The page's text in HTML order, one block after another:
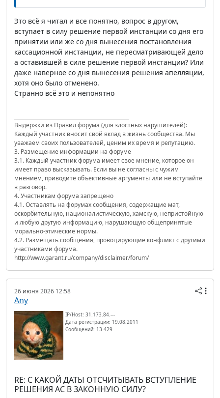
Это всё я читал и все понятно, вопрос в другом,
вступает в силу решение первой инстанции со дня его
принятии или же со дня вынесения постановления
кассационной инстанции, не пересматривающей дело
а оставившей в силе решение первой инстанции? Или
даже наверное со дня вынесения решения апелляции,
хотя оно было отменено.
Странно всё это и непонятно
Выдержки из Правил форума (для злостных нарушителей):
Каждый участник вносит свой вклад в жизнь сообщества. Мы
уважаем своих пользователей, ценим их время и репутацию.
3. Размещение информации на форуме
3.1. Каждый участник форума имеет свое мнение, которое он
имеет право высказывать. Если вы не согласны с чужим
мнением, приводите объективные аргументы или не вступайте
в разговор.
4. Участникам форума запрещено
4.1. Оставлять на форумах сообщения, содержащие мат,
оскорбительную, националистическую, хамскую, непристойную
и любую другую информацию, нарушающую общепринятые
морально-этические нормы.
4.2. Размещать сообщения, провоцирующие конфликт с другими
участниками форума.
http://www.garant.ru/company/disclaimer/forum/
26 июня 2026 12:58
Any
IP/Host: 31.173.84.---
Дата регистрации: 19.08.2011
Сообщений: 13 429
RE: С КАКОЙ ДАТЫ ОТСЧИТЫВАТЬ ВСТУПЛЕНИЕ
РЕШЕНИЯ АС В ЗАКОННУЮ СИЛУ?